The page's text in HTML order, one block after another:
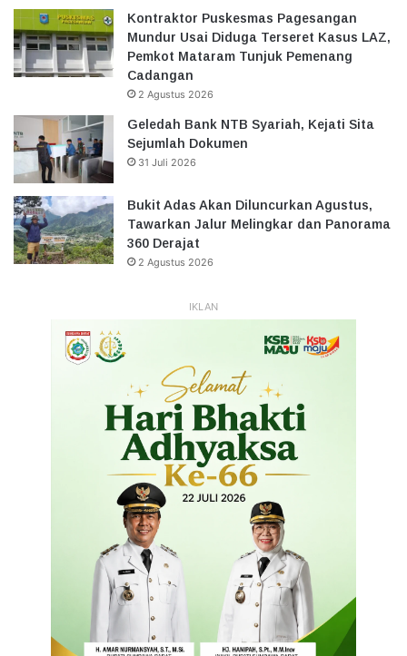
Kontraktor Puskesmas Pagesangan
Mundur Usai Diduga Terseret Kasus LAZ,
Pemkot Mataram Tunjuk Pemenang
Cadangan
2 Agustus 2026
Geledah Bank NTB Syariah, Kejati Sita
Sejumlah Dokumen
31 Juli 2026
Bukit Adas Akan Diluncurkan Agustus,
Tawarkan Jalur Melingkar dan Panorama
360 Derajat
2 Agustus 2026
IKLAN